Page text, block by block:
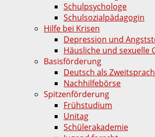
Schulpsychologe
Schulsozialpädagogin
Hilfe bei Krisen
Depression und
Häusliche und sexuelle
Basisförderung
Deutsch als
Nachhilfebörse
Spitzenförderung
Frühstudium
Unitag
Schülerakademie